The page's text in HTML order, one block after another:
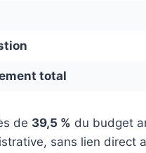
total
de 39,5 % du budget
sans lien direct